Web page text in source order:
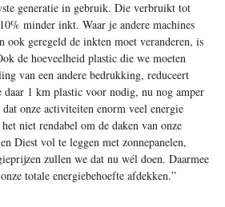
generatie in gebruik. Die verbruikt tot
minder inkt. Waar je andere machines
ook geregeld de inkten moet veranderen, is
de hoeveelheid plastic die we moeten
van een andere bedrukking, reduceert
daar 1 km plastic voor nodig, nu nog amper
onze activiteiten enorm veel energie
niet rendabel om de daken van onze
Diest vol te leggen met zonnepanelen,
zullen we dat nu wél doen. Daarmee
totale energiebehoefte afdekken.”